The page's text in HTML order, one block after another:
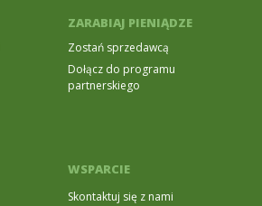
ZARABIAJ PIENIĄDZE
Zostań sprzedawcą
Dołącz do programu
partnerskiego
WSPARCIE
Skontaktuj się z nami